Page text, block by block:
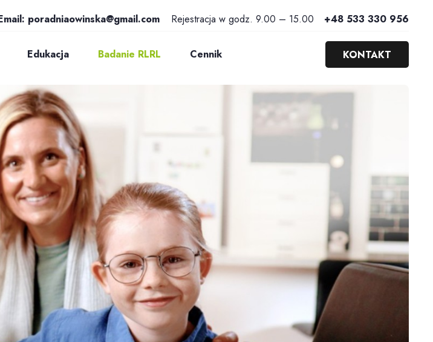
poradniaowinska@gmail.com Rejestracja w godz. 9.00 – 15.00 +48 533 330 956
Edukacja Badanie RLRL Cennik KONTAKT